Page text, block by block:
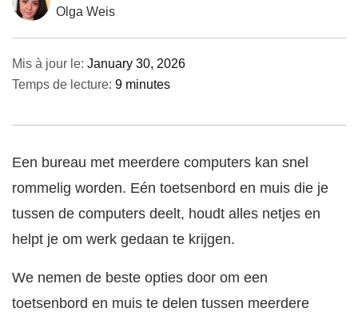
Olga Weis
Mis à jour le: January 30, 2026
Temps de lecture: 9 minutes
Een bureau met meerdere computers kan snel
rommelig worden. Eén toetsenbord en muis die je
tussen de computers deelt, houdt alles netjes en
helpt je om werk gedaan te krijgen.
We nemen de beste opties door om een
toetsenbord en muis te delen tussen meerdere